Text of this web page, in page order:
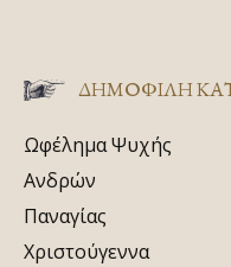
ΔΗΜΟΦΙΛΗ
Ωφέλημα Ψυχής
Ανδρών
Παναγίας
Χριστούγεννα